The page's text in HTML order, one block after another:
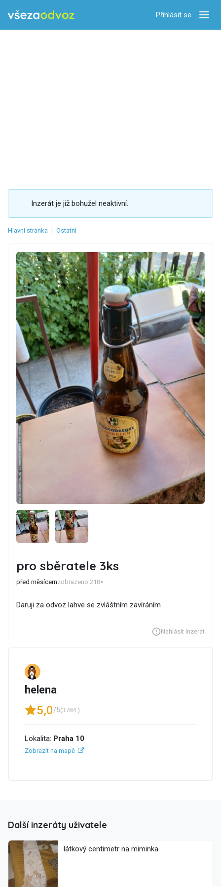
Přihlásit se
Inzerát je již bohužel neaktivní.
Hlavní stránka | Ostatní
pro sběratele 3ks
před měsícemzobrazeno 218×
Daruji za odvoz lahve se zvláštním zavíráním
Nahlásit inzerát
helena
5,0/5(3784 )
Lokalita: Praha 10
Zobrazit na mapě
Další inzeráty uživatele
látkový centimetr na miminka